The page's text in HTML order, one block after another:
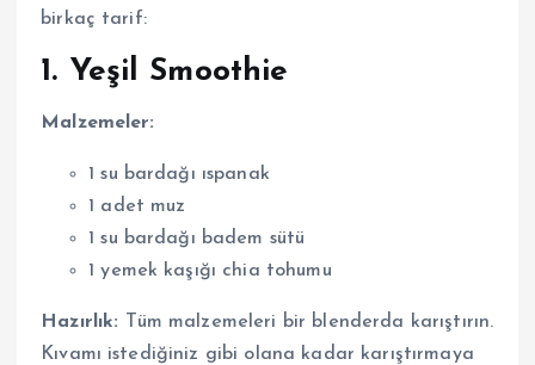
birkaç tarif:
1. Yeşil Smoothie
Malzemeler:
1 su bardağı ıspanak
1 adet muz
1 su bardağı badem sütü
1 yemek kaşığı chia tohumu
Hazırlık: Tüm malzemeleri bir blenderda karıştırın.
Kıvamı istediğiniz gibi olana kadar karıştırmaya